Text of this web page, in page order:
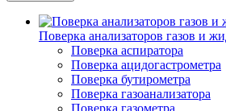
Поверка анализаторов газов и
Поверка аспиратора
Поверка ацидогастрометра
Поверка бутирометра
Поверка газоанализатора
Поверка газометра